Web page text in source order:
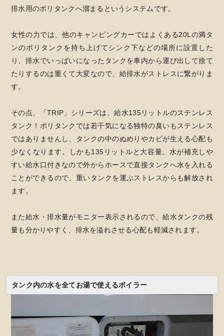
排水用のポリタンクへ溜まるというシステムです。
女性の力では、他のキャンピングカーではよくある20Lの満タ
ンのポリタンクを持ち上げてシンク下などの場所に設置した
り、排水でいっぱいになったタンクを車内から運び出して捨て
たりするのは重くて大変なので、給排水がストレスに繋がりま
す。
その点、「TRIP」シリーズは、給水135リットルのステンレス
タンク！ポリタンクでは若干気になる独特の臭いもステンレス
ではありませんし、タンクの中のぬめりやカビが生える心配も
少なくなります。しかも135リットルと大容量。水が補充しや
すい給水口付きなので外からホースで直接タンクへ水を入れる
ことができるので、重いタンクを運ぶストレスからも解放され
ます。
また給水・排水量がモニター表示されるので、給水タンクの残
量も分かりやすく、排水を溢れさせる心配も軽減されます。
タンク内の水を全てお湯で使えるボイラー